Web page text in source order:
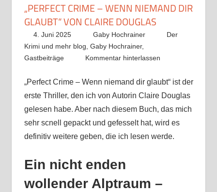
„PERFECT CRIME – WENN NIEMAND DIR
GLAUBT“ VON CLAIRE DOUGLAS
4. Juni 2025 Gaby Hochrainer
Der
Krimi und mehr blog, Gaby Hochrainer,
Gastbeiträge
Kommentar hinterlassen
„Perfect Crime – Wenn niemand dir glaubt“ ist der
erste Thriller, den ich von Autorin Claire Douglas
gelesen habe. Aber nach diesem Buch, das mich
sehr scnell gepackt und gefesselt hat, wird es
definitiv weitere geben, die ich lesen werde.
Ein nicht enden
wollender Alptraum –